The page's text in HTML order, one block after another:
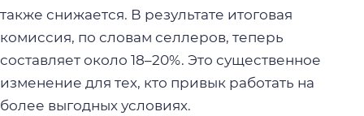
также снижается. В результате итоговая
комиссия, по словам селлеров, теперь
составляет около 18–20%. Это существенное
изменение для тех, кто привык работать на
более выгодных условиях.